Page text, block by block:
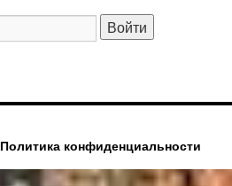
Политика конфиденциальности